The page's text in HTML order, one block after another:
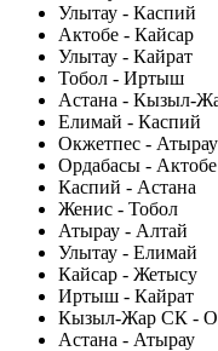
Улытау - Каспий
Актобе - Кайсар
Улытау - Кайрат
Тобол - Иртыш
Астана - Кызыл-
Елимай - Каспий
Окжетпес - Атырау
Ордабасы - Актобе
Каспий - Астана
Женис - Тобол
Атырау - Алтай
Улытау - Елимай
Кайсар - Жетысу
Иртыш - Кайрат
Кызыл-Жар СК -
Астана - Атырау